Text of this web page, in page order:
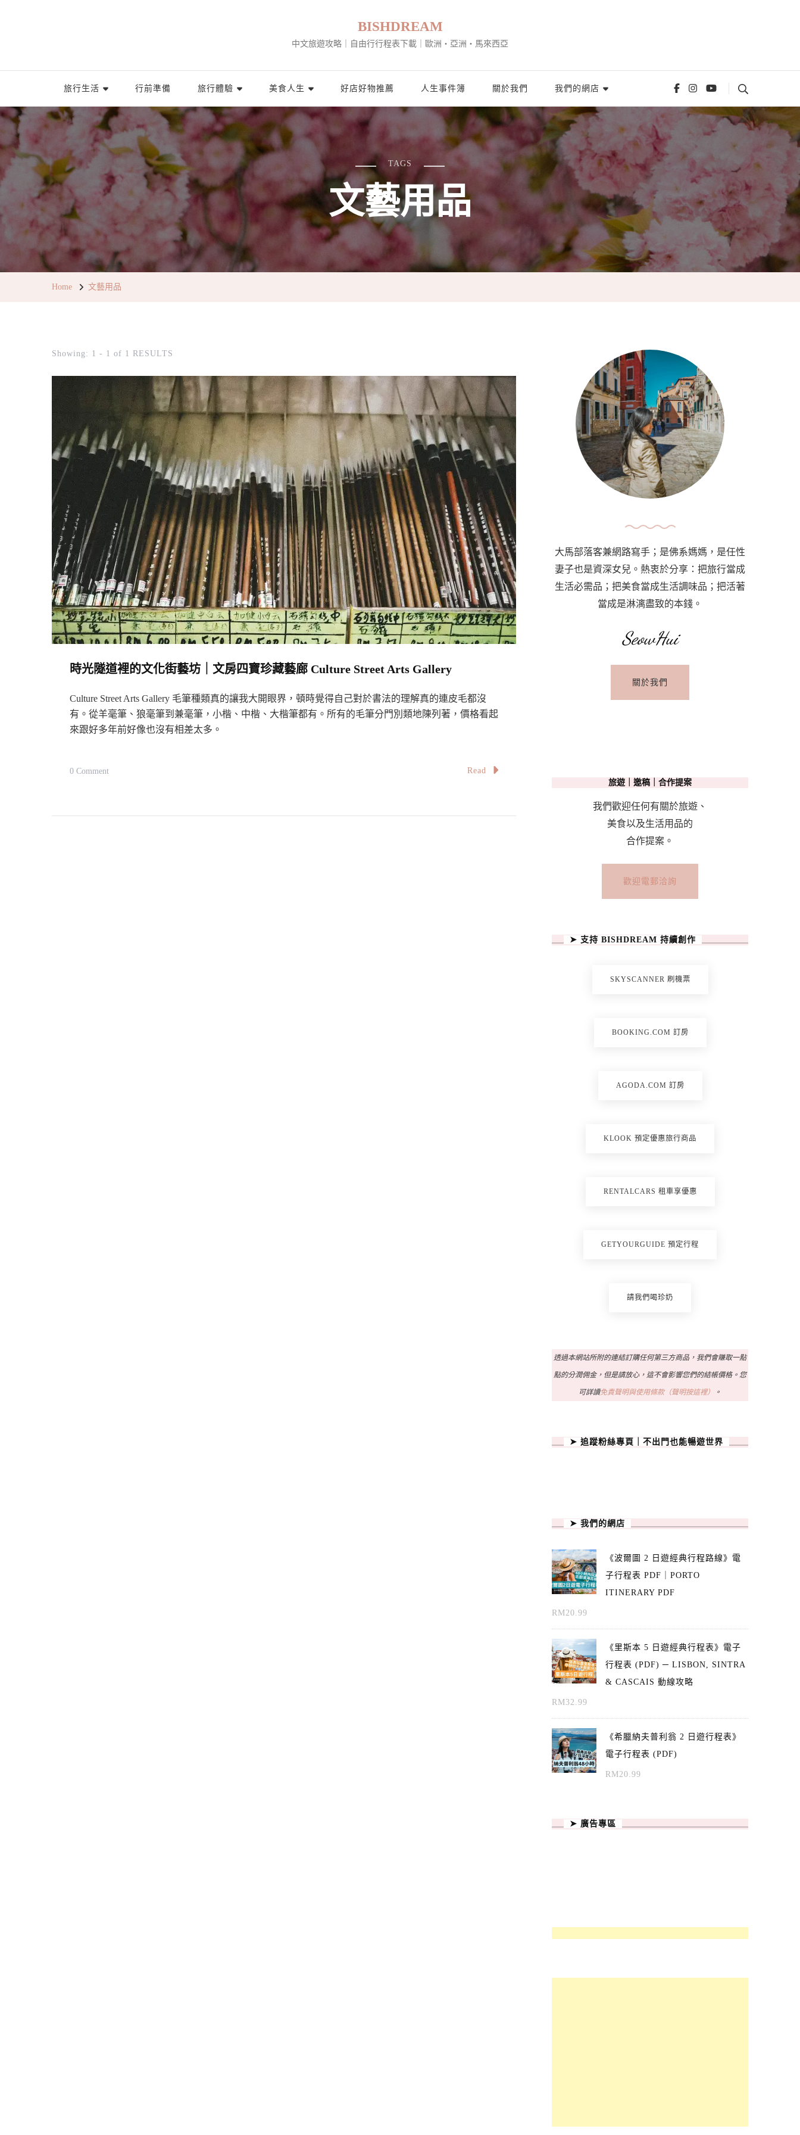
BISHDREAM
中文旅遊攻略｜自由行行程表下載｜歐洲・亞洲・馬來西亞
旅行生活 行前準備 旅行體驗 美食人生 好店好物推薦 人生事件簿 關於我們 我們的網店
TAGS
文藝用品
Home 文藝用品
Showing: 1 - 1 of 1 RESULTS
時光隧道裡的文化街藝坊｜文房四寶珍藏藝廊 Culture Street Arts Gallery
Culture Street Arts Gallery 毛筆種類真的讓我大開眼界，頓時覺得自己對於書法的理解真的連皮毛都沒
有。從羊毫筆、狼毫筆到兼毫筆，小楷、中楷、大楷筆都有。所有的毛筆分門別類地陳列著，價格看起
來跟好多年前好像也沒有相差太多。
0 CommentOn
Read
大馬部落客兼網路寫手；是佛系媽媽，是任性
妻子也是資深女兒。熱衷於分享：把旅行當成
生活必需品；把美食當成生活調味品；把活著
當成是淋漓盡致的本錢。
SeowHui
關於我們
旅遊｜邀稿｜合作提案
我們歡迎任何有關於旅遊、
美食以及生活用品的
合作提案。
歡迎電郵洽詢
➤ 支持 BISHDREAM 持續創作
SKYSCANNER 刷機票
BOOKING.COM 訂房
AGODA.COM 訂房
KLOOK 預定優惠旅行商品
RENTALCARS 租車享優惠
GETYOURGUIDE 預定行程
請我們喝珍奶
透過本網站所附的連結訂購任何第三方商品，我們會賺取一點
點的分潤佣金，但是請放心，這不會影響您們的結帳價格。您
可詳讀免責聲明與使用條款（聲明按這裡） 。
➤ 追蹤粉絲專頁｜不出門也能暢遊世界
➤ 我們的網店
《波爾圖 2 日遊經典行程路線》電
子行程表 PDF｜PORTO
ITINERARY PDF
RM20.99
《里斯本 5 日遊經典行程表》電子
行程表 (PDF) ─ LISBON, SINTRA
& CASCAIS 動線攻略
RM32.99
《希臘納夫普利翁 2 日遊行程表》
電子行程表 (PDF)
RM20.99
➤ 廣告專區